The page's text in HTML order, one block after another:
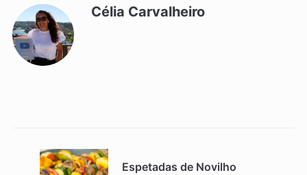
Célia Carvalheiro
Espetadas de Novilho